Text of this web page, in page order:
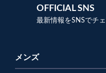
OFFICIAL SNS
最新情報をSNSでチ
メンズ